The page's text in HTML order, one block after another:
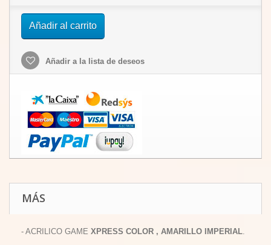
Añadir al carrito
Añadir a la lista de deseos
MÁS
- ACRILICO GAME XPRESS COLOR , AMARILLO IMPERIAL.